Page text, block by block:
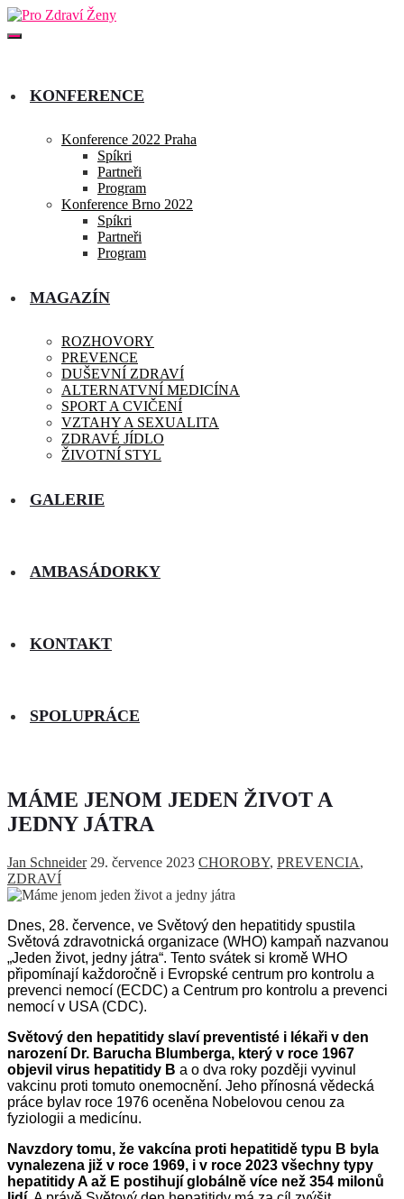
KONFERENCE
Konference 2022 Praha
Spíkri
Partneři
Program
Konference Brno 2022
Spíkri
Partneři
Program
MAGAZÍN
ROZHOVORY
PREVENCE
DUŠEVNÍ ZDRAVÍ
ALTERNATVNÍ MEDICÍNA
SPORT A CVIČENÍ
VZTAHY A SEXUALITA
ZDRAVÉ JÍDLO
ŽIVOTNÍ STYL
GALERIE
AMBASÁDORKY
KONTAKT
SPOLUPRÁCE
MÁME JENOM JEDEN ŽIVOT A
JEDNY JÁTRA
Jan Schneider 29. července 2023 CHOROBY, PREVENCIA,
ZDRAVÍ
Dnes, 28. července, ve Světový den hepatitidy spustila
Světová zdravotnická organizace (WHO) kampaň nazvanou
„Jeden život, jedny játra“. Tento svátek si kromě WHO
připomínají každoročně i Evropské centrum pro kontrolu a
prevenci nemocí (ECDC) a Centrum pro kontrolu a prevenci
nemocí v USA (CDC).
Světový den hepatitidy slaví preventisté i lékaři v den
narození Dr. Barucha Blumberga, který v roce 1967
objevil virus hepatitidy B a o dva roky později vyvinul
vakcinu proti tomuto onemocnění. Jeho přínosná vědecká
práce bylav roce 1976 oceněna Nobelovou cenou za
fyziologii a medicínu.
Navzdory tomu, že vakcína proti hepatitidě typu B byla
vynalezena již v roce 1969, i v roce 2023 všechny typy
hepatitidy A až E postihují globálně více než 354 milonů